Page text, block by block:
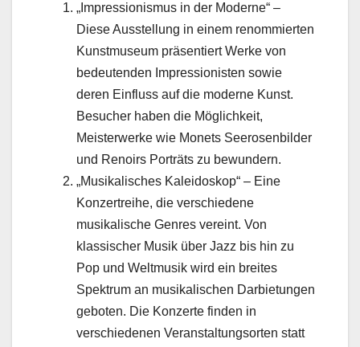
„Impressionismus in der Moderne“ –
Diese Ausstellung in einem renommierten
Kunstmuseum präsentiert Werke von
bedeutenden Impressionisten sowie
deren Einfluss auf die moderne Kunst.
Besucher haben die Möglichkeit,
Meisterwerke wie Monets Seerosenbilder
und Renoirs Porträts zu bewundern.
„Musikalisches Kaleidoskop“ – Eine
Konzertreihe, die verschiedene
musikalische Genres vereint. Von
klassischer Musik über Jazz bis hin zu
Pop und Weltmusik wird ein breites
Spektrum an musikalischen Darbietungen
geboten. Die Konzerte finden in
verschiedenen Veranstaltungsorten statt